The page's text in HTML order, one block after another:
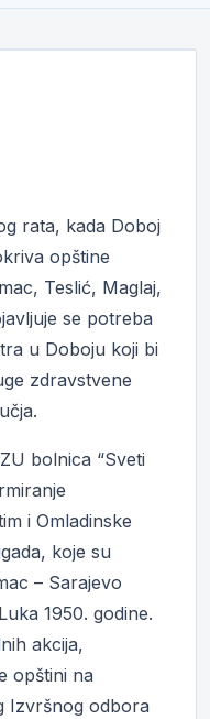
rata, kada Doboj
opštine
Teslić, Maglaj,
se potreba
u Doboju koji bi
zdravstvene
bolnica “Sveti
i Omladinske
koje su
– Sarajevo
1950. godine.
akcija,
opštini na
Izvršnog odbora